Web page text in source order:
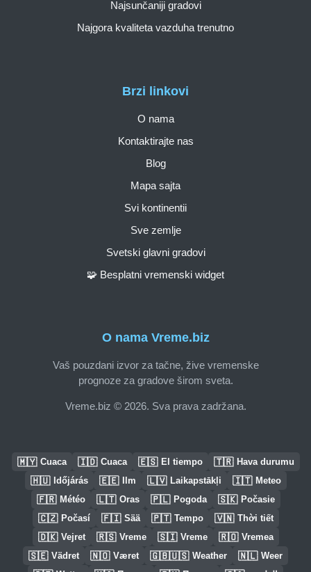
O nama Vreme.biz
Vaš pouzdani izvor za tačne, žive vremenske
prognoze za gradove širom sveta.
Vreme.biz © 2026. Sva prava zadržana.
Brzi linkovi
O nama
Kontaktirajte nas
Blog
Mapa sajta
Svi kontinentii
Sve zemlje
Svetski glavni gradovi
🧩 Besplatni vremenski widget
Najsunčaniji gradovi
Najgora kvaliteta vazduha trenutno
🇲🇾 Cuaca 🇮🇩 Cuaca 🇪🇸 El tiempo 🇹🇷 Hava durumu
🇭🇺 Időjárás 🇪🇪 Ilm 🇱🇻 Laikapstākļi 🇮🇹 Meteo
🇫🇷 Météo 🇱🇹 Oras 🇵🇱 Pogoda 🇸🇰 Počasie
🇨🇿 Počasí 🇫🇮 Sää 🇵🇹 Tempo 🇻🇳 Thời tiết
🇩🇰 Vejret 🇷🇸 Vreme 🇸🇮 Vreme 🇷🇴 Vremea
🇸🇪 Vädret 🇳🇴 Været 🇬🇧🇺🇸 Weather 🇳🇱 Weer